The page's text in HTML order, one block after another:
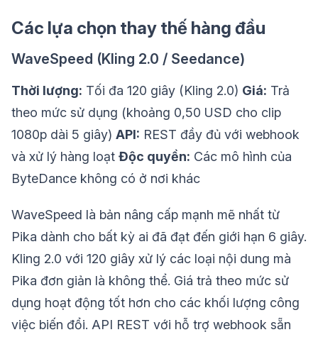
Các lựa chọn thay thế hàng đầu
WaveSpeed (Kling 2.0 / Seedance)
Thời lượng: Tối đa 120 giây (Kling 2.0) Giá: Trả
theo mức sử dụng (khoảng 0,50 USD cho clip
1080p dài 5 giây) API: REST đầy đủ với webhook
và xử lý hàng loạt Độc quyền: Các mô hình của
ByteDance không có ở nơi khác
WaveSpeed là bản nâng cấp mạnh mẽ nhất từ
Pika dành cho bất kỳ ai đã đạt đến giới hạn 6 giây.
Kling 2.0 với 120 giây xử lý các loại nội dung mà
Pika đơn giản là không thể. Giá trả theo mức sử
dụng hoạt động tốt hơn cho các khối lượng công
việc biến đổi. API REST với hỗ trợ webhook sẵn